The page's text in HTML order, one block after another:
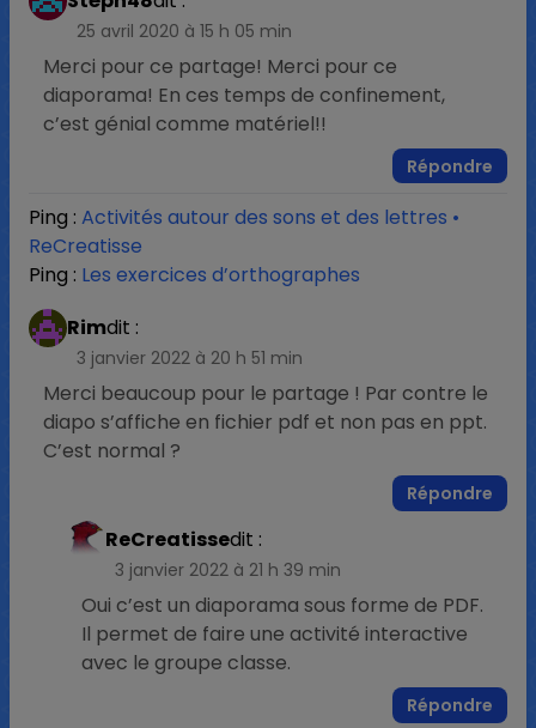
25 avril 2020 à 15 h 05 min
Merci pour ce partage! Merci pour ce
diaporama! En ces temps de confinement,
c’est génial comme matériel!!
Répondre
Ping : Activités autour des sons et des lettres •
ReCreatisse
Ping : Les exercices d’orthographes
Rimdit :
3 janvier 2022 à 20 h 51 min
Merci beaucoup pour le partage ! Par contre le
diapo s’affiche en fichier pdf et non pas en ppt.
C’est normal ?
Répondre
ReCreatissedit :
3 janvier 2022 à 21 h 39 min
Oui c’est un diaporama sous forme de PDF.
Il permet de faire une activité interactive
avec le groupe classe.
Répondre